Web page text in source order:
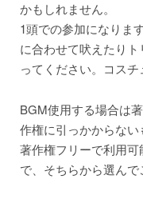
かもしれません。
1頭での参加になりま
に合わせて吠えたり
ってください。コスチ
BGM使用する場合は
作権に引っかからな
著作権フリーで利用
で、そちらから選んで